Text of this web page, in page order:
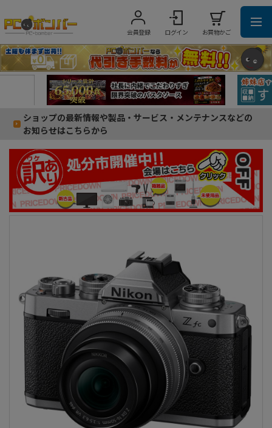
会員登録 ログイン お買物かご
ショップの最新情報や製品・サービス・メンテナンスなどの
お知らせはこちらから